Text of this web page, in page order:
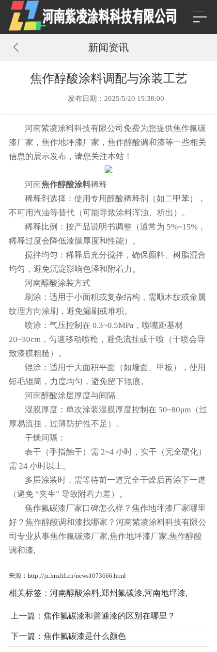
新闻资讯
焦作醇酸涂料调配与涂装工艺
发布日期：2025/5/20 15:38:00
河南紫凌涂料科技有限公司免费为您提供焦作氟碳
漆厂家 ，焦作地坪漆厂家，焦作醇酸调和漆等一些相关
信息的展示发布，请您关注本站！
河南焦作醇酸涂料稀释
稀释剂选择：使用专用醇酸稀释剂（如二甲苯），
不可用汽油等替代（可能导致涂料浑浊、析出）。
稀释比例：按产品说明书调整（通常为 5%~15%，
稀释过度会降低漆膜厚度和性能）。
搅拌均匀：稀释后充分搅拌，确保颜料、树脂混合
均匀，避免沉淀影响色泽和附着力。
河南醇酸涂装方式
刷涂：适用于小面积或复杂结构，需顺木纹或金属
纹理方向涂刷，避免漏刷或堆积。
喷涂：气压控制在 0.3~0.5MPa，喷嘴距基材
20~30cm，匀速移动喷枪，避免流挂或干喷（干喷会导
致漆膜粗糙）。
辊涂：适用于大面积平面（如墙面、甲板），使用
短毛辊筒，力度均匀，避免留下辊痕。
河南醇酸涂层厚度与间隔
湿膜厚度：单次涂装湿膜厚度控制在 50~80μm（过
厚易流挂，过薄防护性不足）。
干燥间隔：
表干（手指触干）需 2~4 小时，实干（完全硬化）
需 24 小时以上。
多层涂装时，需等待前一道完全干燥后再涂下一道
（避免 “夹生” 导致附着力差）。
焦作氟碳漆厂家口碑怎么样？焦作地坪漆厂家哪里
好？焦作醇酸调和漆找哪家？河南紫凌涂料科技有限公
司专业从事焦作氟碳漆厂家,焦作地坪漆厂家,焦作醇酸
调和漆,
来源：http://jz.hnzltl.cn/news1073666.html
相关标签： 河南醇酸涂料,郑州氟碳漆,河南地坪漆,
上一篇： 焦作氟碳漆和普通漆的区别在哪里？
下一篇： 焦作氟碳漆是什么颜色